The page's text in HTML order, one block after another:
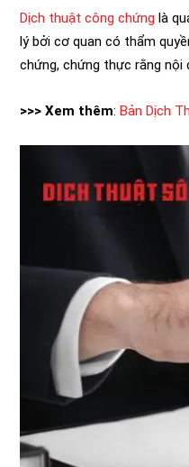
Dịch thuật công chứng là
lý bởi cơ quan có thẩm
chứng, chứng thực rằng nội
>>> Xem thêm: Bản Dịch